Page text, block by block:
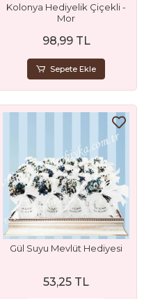
Kolonya Hediyelik Çiçekli -
Mor
98,99 TL
Sepete Ekle
Gül Suyu Mevlüt Hediyesi
53,25 TL